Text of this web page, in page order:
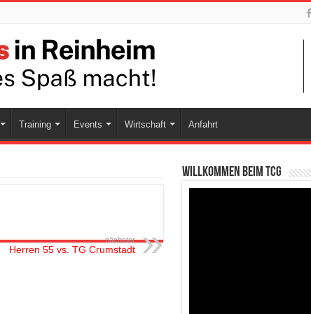
Training Events Wirtschaft Anfahrt
nächster
Herren 55 vs. TG Crumstadt
Willkommen beim TCG